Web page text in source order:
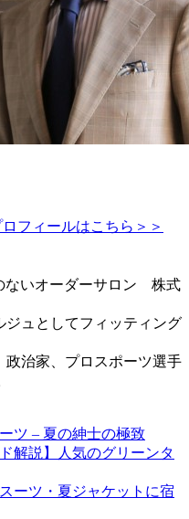
フィールはこちら＞＞
ないオーダーサロン 株式
ジュとしてフィッティング
政治家、プロスポーツ選手
ツ – 夏の紳士の極致
解説】人気のグリーンタ
ツ・夏ジャケットに宿